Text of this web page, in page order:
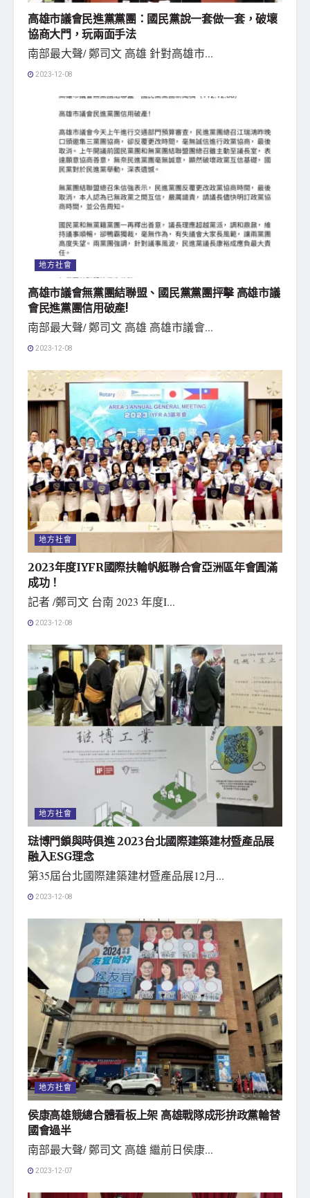
高雄市議會民進黨黨團：國民黨說一套做一套，破壞
協商大門，玩兩面手法
南部最大聲/ 鄭司文 高雄 針對高雄市...
2023-12-08
地方社會
高雄市議會無黨團結聯盟、國民黨黨團抨擊 高雄市議
會民進黨團信用破產!
南部最大聲/ 鄭司文 高雄 高雄市議會...
2023-12-08
地方社會
2023年度IYFR國際扶輪帆艇聯合會亞洲區年會圓滿
成功！
記者 /鄭司文 台南 2023 年度I...
2023-12-08
地方社會
琺博門鎖與時俱進 2023台北國際建築建材暨產品展
融入ESG理念
第35屆台北國際建築建材暨產品展12月...
2023-12-08
地方社會
侯康高雄競總合體看板上架 高雄戰隊成形拚政黨輪替
國會過半
南部最大聲/ 鄭司文 高雄 繼前日侯康...
2023-12-07